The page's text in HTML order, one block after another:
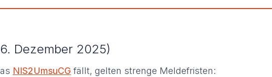
Dezember 2025)
NIS2UmsuCG fällt, gelten strenge Meldefristen: